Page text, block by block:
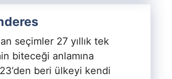
seçimler 27 yıllık tek
biteceği anlamına
beri ülkeyi kendi